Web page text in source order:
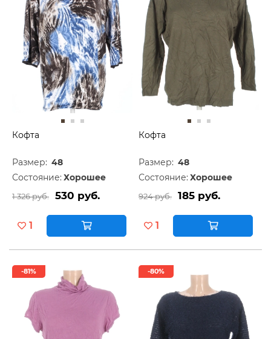
Кофта
Размер: 48
Состояние: Хорошее
1 326 руб. 530 руб.
1
Кофта
Размер: 48
Состояние: Хорошее
924 руб. 185 руб.
1
-81% -80%